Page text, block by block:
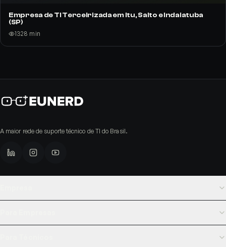
Tudo Sobre TI Terceirizada para PMEs: Guia Mestre
2025
13014min
A maior rede de suporte técnico de TI do Brasil.
Para Empresas